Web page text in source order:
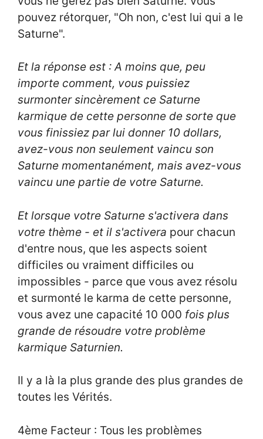
pouvez rétorquer, "Oh non, c'est lui qui a le
Saturne".
Et la réponse est : A moins que, peu
importe comment, vous puissiez
surmonter sincèrement ce Saturne
karmique de cette personne de sorte que
vous finissiez par lui donner 10 dollars,
avez-vous non seulement vaincu son
Saturne momentanément, mais avez-vous
vaincu une partie de votre Saturne.
Et lorsque votre Saturne s'activera dans
votre thème - et il s'activera pour chacun
d'entre nous, que les aspects soient
difficiles ou vraiment difficiles ou
impossibles - parce que vous avez résolu
et surmonté le karma de cette personne,
vous avez une capacité 10 000 fois plus
grande de résoudre votre problème
karmique Saturnien.
Il y a là la plus grande des plus grandes de
toutes les Vérités.
4ème Facteur : Tous les problèmes